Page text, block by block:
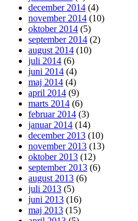
december 2014 (4)
november 2014 (10)
oktober 2014 (5)
september 2014 (2)
august 2014 (10)
juli 2014 (6)
juni 2014 (4)
maj 2014 (4)
april 2014 (9)
marts 2014 (6)
februar 2014 (3)
januar 2014 (14)
december 2013 (10)
november 2013 (13)
oktober 2013 (12)
september 2013 (6)
august 2013 (6)
juli 2013 (5)
juni 2013 (16)
maj 2013 (15)